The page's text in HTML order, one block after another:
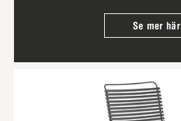
Se mer här